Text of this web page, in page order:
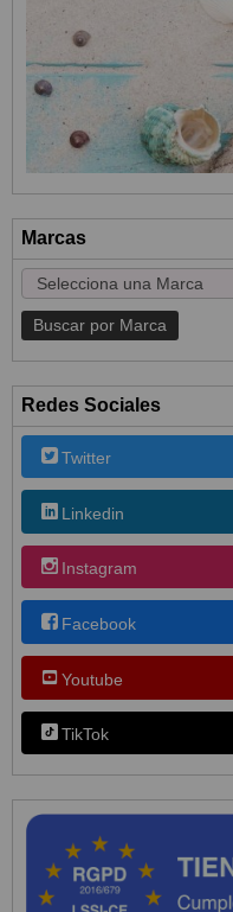
Marcas
Redes Sociales
Twitter
Linkedin
Instagram
Facebook
Youtube
TikTok